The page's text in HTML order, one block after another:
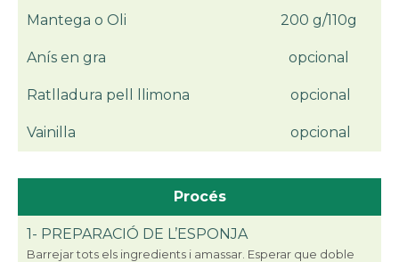
Mantega o Oli 200 g/110g
Anís en gra opcional
Ratlladura pell llimona opcional
Vainilla opcional
Procés
1- PREPARACIÓ DE L’ESPONJA
Barrejartots els ingredients i amassar. Esperar que doble